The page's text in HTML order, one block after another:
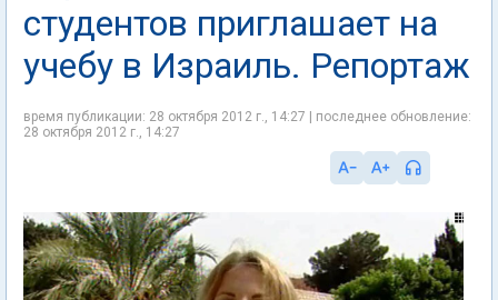
студентов приглашает на
учебу в Израиль. Репортаж
время публикации: 28 октября 2012 г., 14:27 | последнее обновление:
28 октября 2012 г., 14:27